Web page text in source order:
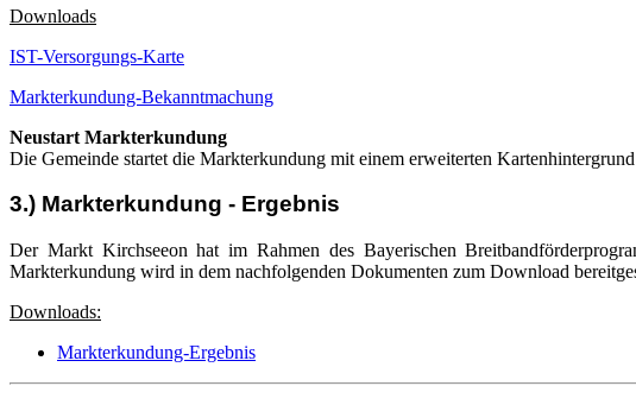
Downloads
IST-Versorgungs-Karte
Markterkundung-Bekanntmachung
Neustart Markterkundung
Die Gemeinde startet die Markterkundung mit einem erweiterten
3.) Markterkundung - Ergebnis
Der Markt Kirchseeon hat im Rahmen des Bayerischen
Markterkundung wird in dem nachfolgenden Dokumenten zum Download
Downloads:
Markterkundung-Ergebnis